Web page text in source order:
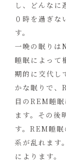
し、どんなに
０時を過ぎな
す。
一晩の眠りは
睡眠によって
期的に交代し
かな眠りで、
目のREM睡
ます。その後
す。REM睡
系が乱れます
によります。